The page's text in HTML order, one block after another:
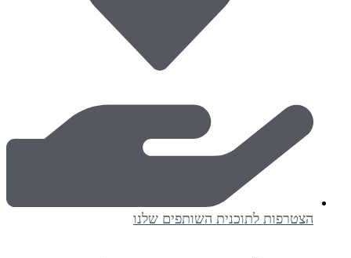
הצטרפות לתוכנית השותפים שלנו